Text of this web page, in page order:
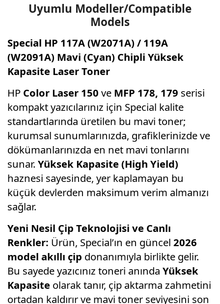
Uyumlu Modeller/Compatible
Models
Special HP 117A (W2071A) / 119A
(W2091A) Mavi (Cyan) Chipli Yüksek
Kapasite Laser Toner
HP Color Laser 150 ve MFP 178, 179 serisi
kompakt yazıcılarınız için Special kalite
standartlarında üretilen bu mavi toner;
kurumsal sunumlarınızda, grafiklerinizde ve
dökümanlarınızda en net mavi tonlarını
sunar. Yüksek Kapasite (High Yield)
haznesi sayesinde, yer kaplamayan bu
küçük devlerden maksimum verim almanızı
sağlar.
Yeni Nesil Çip Teknolojisi ve Canlı
Renkler: Ürün, Special’ın en güncel 2026
model akıllı çip donanımıyla birlikte gelir.
Bu sayede yazıcınız toneri anında Yüksek
Kapasite olarak tanır, çip aktarma zahmetini
ortadan kaldırır ve mavi toner seviyesini son